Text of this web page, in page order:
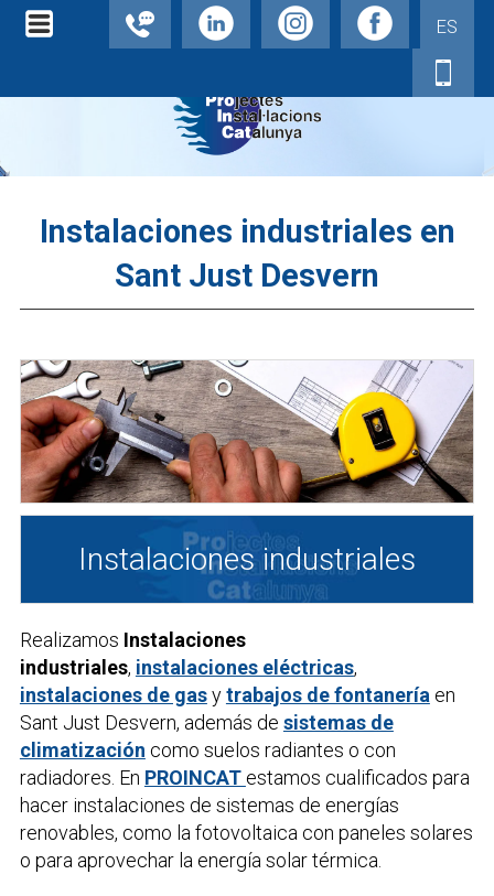
ES
Instalaciones industriales en
Sant Just Desvern
Instalaciones industriales
Realizamos Instalaciones
industriales, instalaciones eléctricas,
instalaciones de gasytrabajos de fontanería en
Sant Just Desvern, además de sistemas de
climatización como suelos radiantes o con
radiadores. En PROINCAT estamos cualificados para
hacer instalaciones de sistemas de energías
renovables, como la fotovoltaica con paneles solares
o para aprovechar la energía solar térmica.